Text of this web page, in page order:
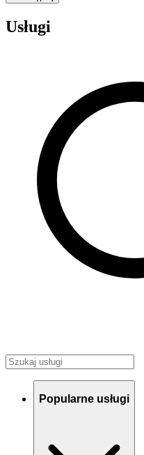
Usługi
Popularne usługi